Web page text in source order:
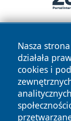
Nasza
działała
cookies i
Copyright ©